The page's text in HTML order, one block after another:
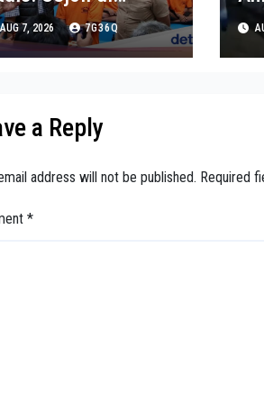
Sayat mas-
gegara Diejek
Aspal
7, 2026 7G36Q
a Reply
address will not be published. Required
*